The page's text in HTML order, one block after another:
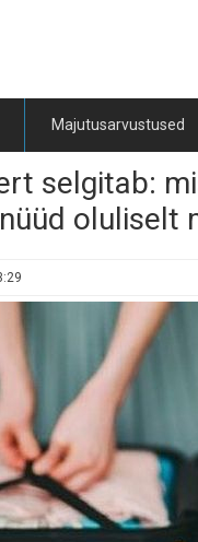
Majutusarvustused
selgitab:
oluliselt